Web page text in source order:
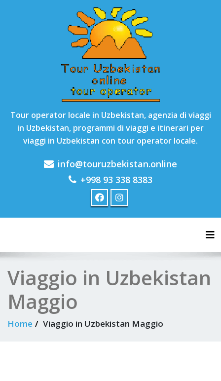
Tour operator locale in Uzbekistan, agenzia di viaggi
in Uzbekistan, programmi di viaggi e itinerari per
viaggi in Uzbekistan con tour operator locale.
info@touruzbekistan.online
+998 93 338 8383
Viaggio in Uzbekistan
Maggio
Home Viaggio in Uzbekistan Maggio